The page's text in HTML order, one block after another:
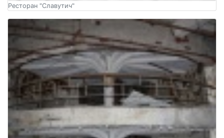
Ресторан "Славутич"